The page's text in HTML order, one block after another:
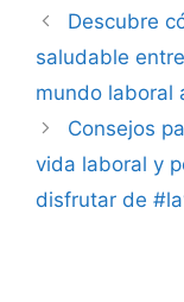
Navegación
de
Descubre
saludable
mundo laboral
Consejos
vida laboral y
disfrutar de